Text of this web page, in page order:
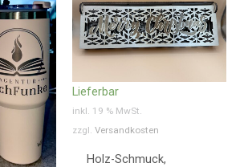
Lieferbar
inkl. 19 % MwSt.
zzgl. Versandkosten
Holz-Schmuck,